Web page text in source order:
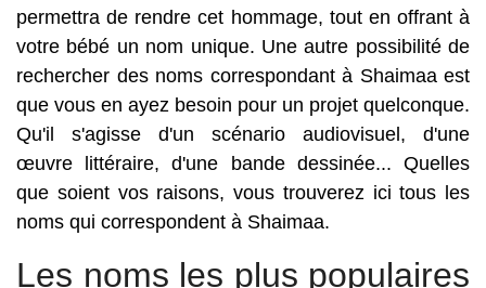
permettra de rendre cet hommage, tout en offrant à
votre bébé un nom unique. Une autre possibilité de
rechercher des noms correspondant à Shaimaa est
que vous en ayez besoin pour un projet quelconque.
Qu'il s'agisse d'un scénario audiovisuel, d'une
œuvre littéraire, d'une bande dessinée... Quelles
que soient vos raisons, vous trouverez ici tous les
noms qui correspondent à Shaimaa.
Les noms les plus populaires